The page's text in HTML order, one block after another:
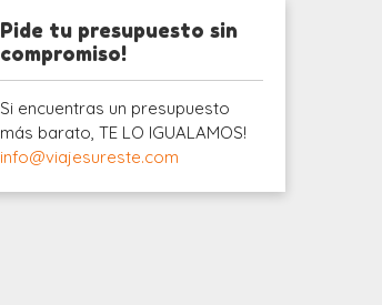
Pide tu presupuesto sin
compromiso!
Si encuentras un presupuesto
más barato, TE LO IGUALAMOS!
info@viajesureste.com